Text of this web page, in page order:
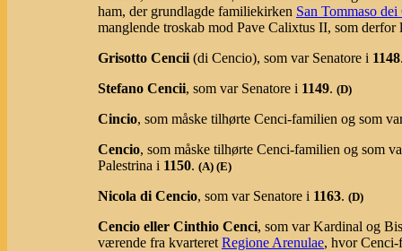
ham, der grundlagde familiekirken San Tommaso dei
manglende troskab mod Pave Calixtus II, som
Grisotto Cencii (di Cencio), som var Senatore i 1148
Stefano Cencii, som var Senatore i 1149. (D)
Cincio, som måske tilhørte Cenci-familien og som
Cencio, som måske tilhørte Cenci-familien og som
Palestrina i 1150. (A) (E)
Nicola di Cencio, som var Senatore i 1163. (D)
Cencio eller Cinthio Cenci, som var Kardinal og
værende fra kvarteret Regione Arenulae, hvor